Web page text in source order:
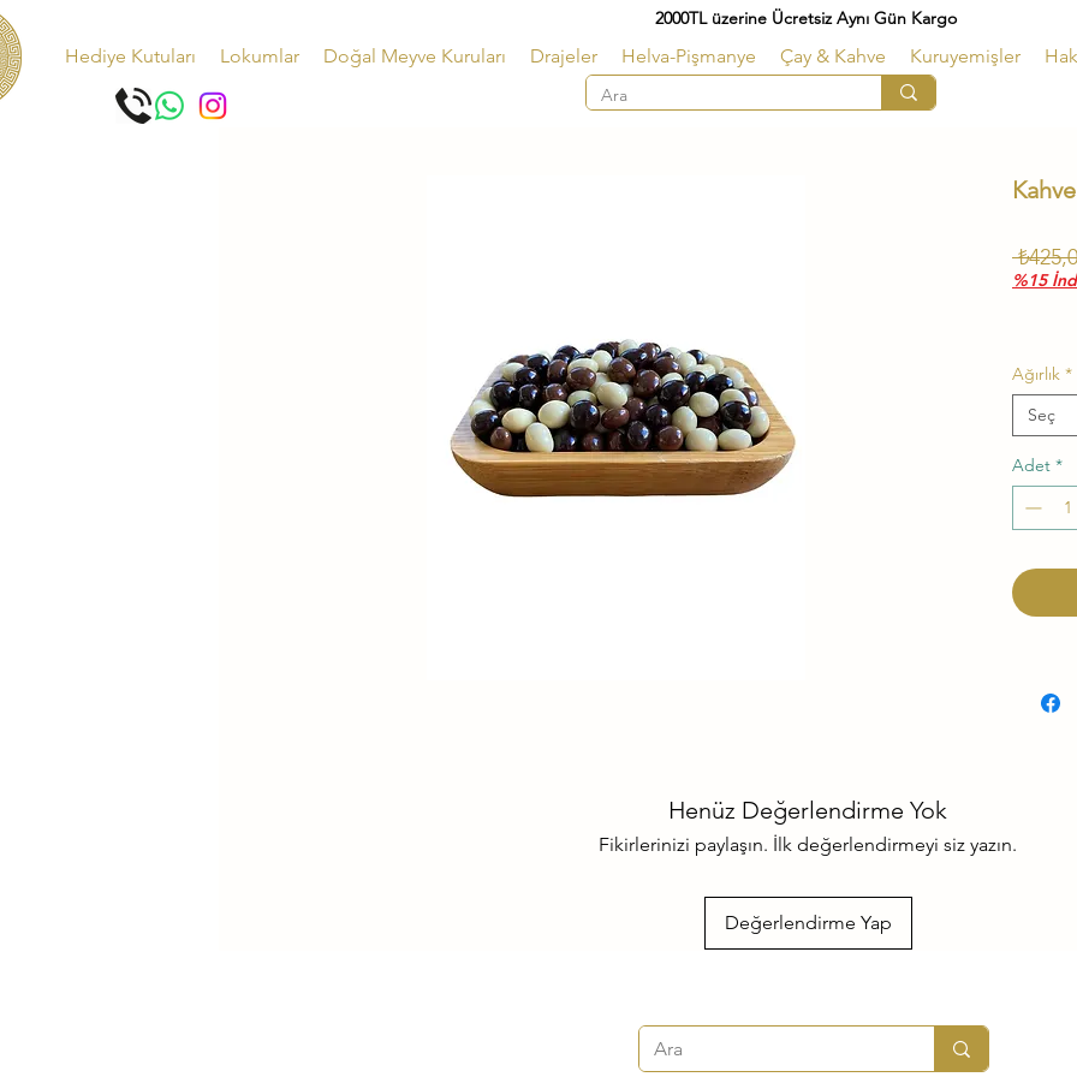
Hediye Kutuları Lokumlar Doğal Meyve Kuruları Drajeler Helva-Pişmanye Çay & Kahve Kuruyemişler
2000TL üzerine Ücretsiz Aynı Gün Kargo
%15
Ağırlık *
Seç
Adet *
Henüz Değerlendirme Yok
Fikirlerinizi paylaşın. İlk değerlendirmeyi siz yazın.
Değerlendirme Yap